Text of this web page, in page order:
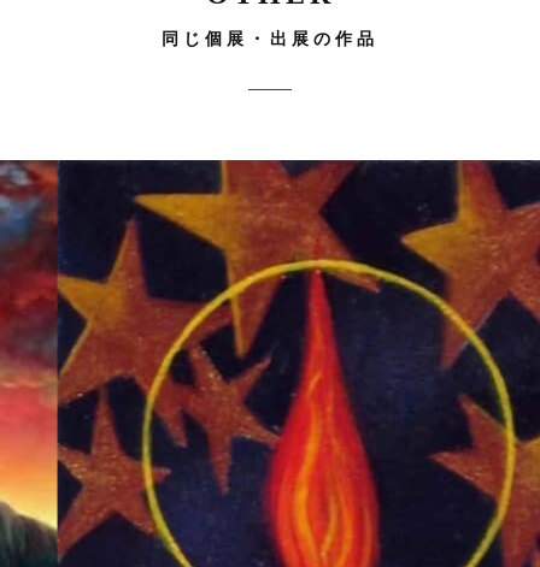
同じ個展・出展の作品
底知
れぬ
所に
投げ
込ん
（20
章）
455mm×379mm
制作年
7つ
の星
と教
会
（1
章）
ミニチュア
ール
制作年
2012